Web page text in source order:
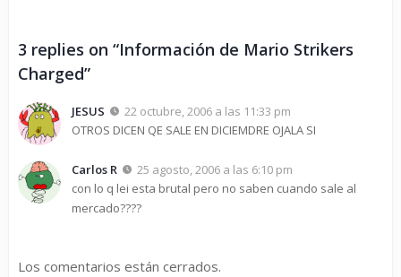
3 replies on “Información de Mario Strikers
Charged”
JESUS
22 octubre, 2006 a las 11:33 pm
OTROS DICEN QE SALE EN DICIEMDRE OJALA SI
Carlos R
25 agosto, 2006 a las 6:10 pm
con lo q lei esta brutal pero no saben cuando sale al
mercado????
Los comentarios están cerrados.